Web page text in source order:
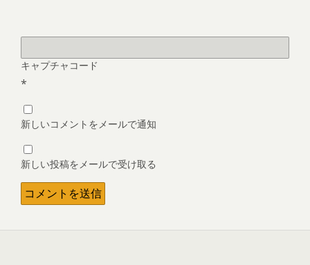
キャプチャコード
*
新しいコメントをメールで通知
新しい投稿をメールで受け取る